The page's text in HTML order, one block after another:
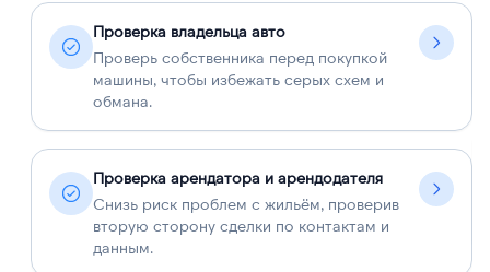
Проверка владельца авто
Проверь собственника перед покупкой
машины, чтобы избежать серых схем и
обмана.
Проверка арендатора и арендодателя
Снизь риск проблем с жильём, проверив
вторую сторону сделки по контактам и
данным.